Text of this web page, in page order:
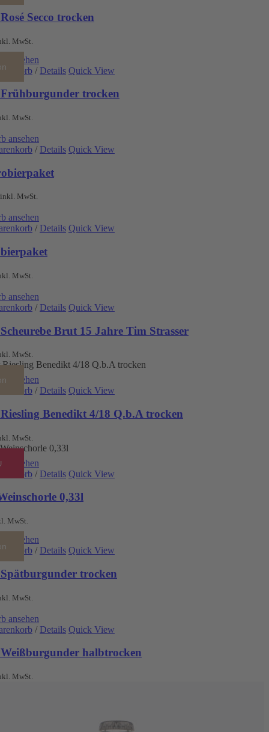
Secco trocken
MwSt.
ansehen
/ Details Quick View
trocken
MwSt.
ansehen
/ Details Quick View
inkl. MwSt.
ansehen
/ Details Quick View
MwSt.
ansehen
/ Details Quick View
Brut 15 Jahre Tim Strasser
MwSt.
ansehen
/ Details Quick View
Benedikt 4/18 Q.b.A trocken
MwSt.
ansehen
/ Details Quick View
0,33l
MwSt.
ansehen
/ Details Quick View
trocken
MwSt.
ansehen
/ Details Quick View
halbtrocken
MwSt.